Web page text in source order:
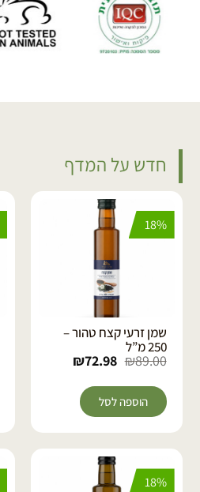
חדש על המדף
18%
שמן זרעי קצח טהור –
250 מ”ל
₪89.00
₪72.98
הוספה לסל
18%